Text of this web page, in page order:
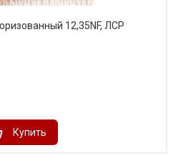
12,35NF, ЛСР
Купить